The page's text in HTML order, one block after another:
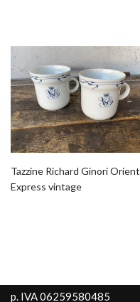
Tazzine Richard Ginori Orient
Express vintage
p. IVA 06259580485